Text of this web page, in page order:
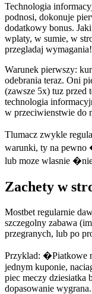
Technologia
podnosi, dokonuje
dodatkowy bonus.
wplaty, w sumie, w
przegladaj wymagania!
Warunek pierwszy:
odebrania teraz. Oni
(zawsze 5x) tuz przed
technologia
w przeciwienstwie do
Tlumacz zwykle
warunki, ty na
lub moze wlasnie
Zachety w
Mostbet regularnie
szczegolny zabawa
przegranych, lub po
Przyklad: �Piatkowe
jednym kuponie,
piec meczy dziesiatka
dopasowanie wygrana.